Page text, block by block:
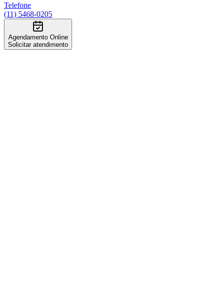
Telefone
(11) 5468-0205
Agendamento Online
Solicitar atendimento